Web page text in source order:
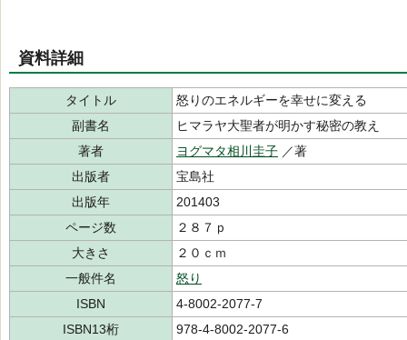
資料詳細
タイトル
怒りのエネルギーを幸せに変える
副書名
ヒマラヤ大聖者が明かす秘密の教え
著者
ヨグマタ相川圭子 ／著
出版者
宝島社
出版年
201403
ページ数
２８７ｐ
大きさ
２０ｃｍ
一般件名
怒り
ISBN
4-8002-2077-7
ISBN13桁
978-4-8002-2077-6